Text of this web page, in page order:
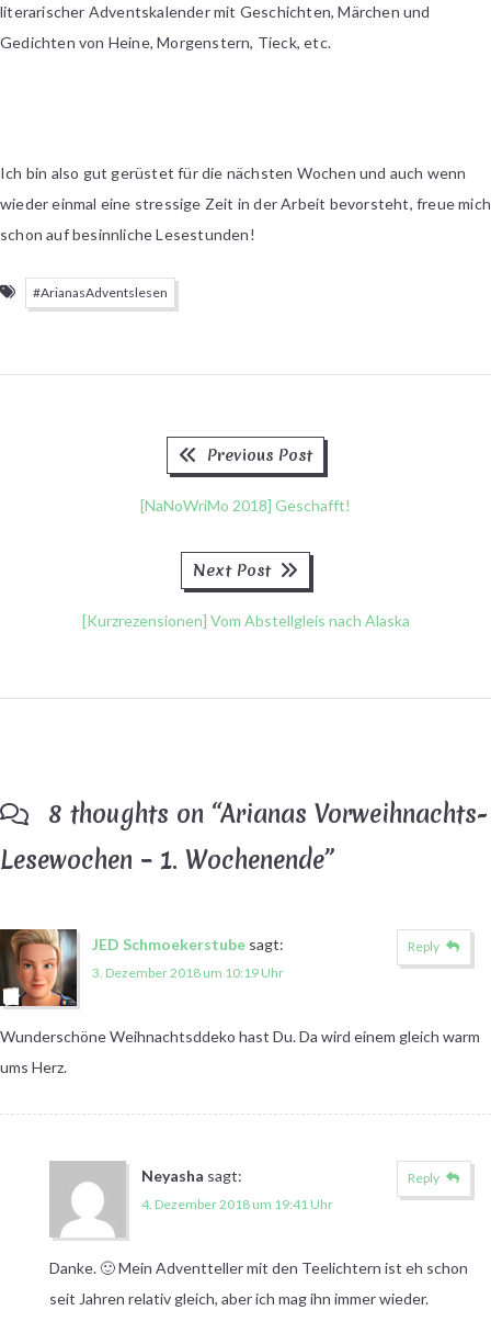
literarischer Adventskalender mit Geschichten, Märchen und
Gedichten von Heine, Morgenstern, Tieck, etc.
Ich bin also gut gerüstet für die nächsten Wochen und auch wenn
wieder einmal eine stressige Zeit in der Arbeit bevorsteht, freue mich
schon auf besinnliche Lesestunden!
#ArianasAdventslesen
BeitragsnavigationPrevious Post
[NaNoWriMo 2018] Geschafft!
Next Post
[Kurzrezensionen] Vom Abstellgleis nach Alaska
8 thoughts on “Arianas Vorweihnachts-
Lesewochen – 1. Wochenende”
JED Schmoekerstube sagt:
3. Dezember 2018 um 10:19 Uhr
Wunderschöne Weihnachtsddeko hast Du. Da wird einem gleich warm
ums Herz.
Reply
Neyasha sagt:
4. Dezember 2018 um 19:41 Uhr
Danke. 🙂 Mein Adventteller mit den Teelichtern ist eh schon
seit Jahren relativ gleich, aber ich mag ihn immer wieder.
Reply